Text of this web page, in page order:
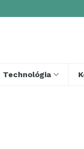
Technológia